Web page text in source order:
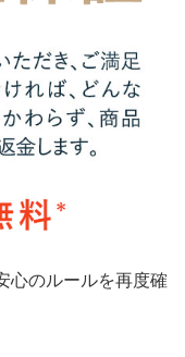
心のルールを再度確